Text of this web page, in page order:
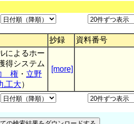
抄録
資料番号
によるホー
得システム
権 ・ 立野
工大）
[more]